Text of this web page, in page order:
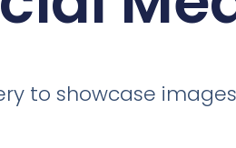
to showcase